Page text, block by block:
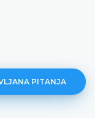
PITANJA